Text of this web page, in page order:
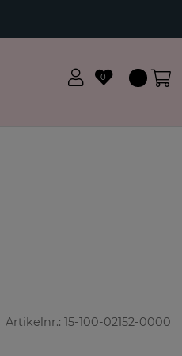
0
Artikelnr.: 15-100-02152-0000